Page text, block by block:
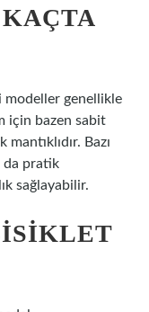
modeller genellikle
için bazen sabit
Bazı
da pratik
sağlayabilir.